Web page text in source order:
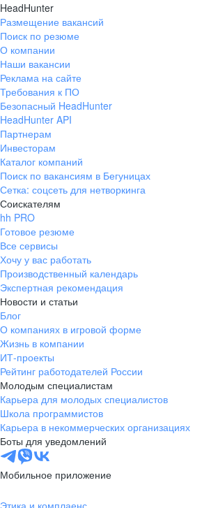
HeadHunter
Размещение вакансий
Поиск по резюме
О компании
Наши вакансии
Реклама на сайте
Требования к ПО
Безопасный HeadHunter
HeadHunter API
Партнерам
Инвесторам
Каталог компаний
Поиск по вакансиям в Бегуницах
Сетка: соцсеть для нетворкинга
Соискателям
hh PRO
Готовое резюме
Все сервисы
Хочу у вас работать
Производственный календарь
Экспертная рекомендация
Новости и статьи
Блог
О компаниях в игровой форме
Жизнь в компании
ИТ-проекты
Рейтинг работодателей России
Молодым специалистам
Карьера для молодых специалистов
Школа программистов
Карьера в некоммерческих организациях
Боты для уведомлений
Мобильное приложение